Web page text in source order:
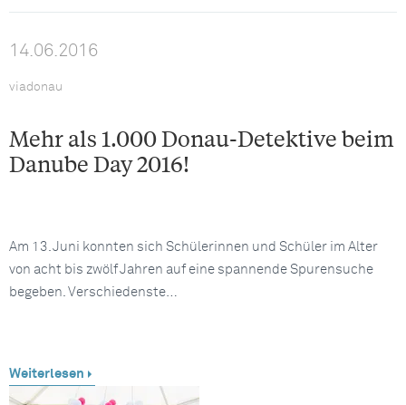
14.06.2016
viadonau
Mehr als 1.000 Donau-Detektive beim
Danube Day 2016!
Am 13. Juni konnten sich Schülerinnen und Schüler im Alter
von acht bis zwölf Jahren auf eine spannende Spurensuche
begeben. Verschiedenste…
Weiterlesen